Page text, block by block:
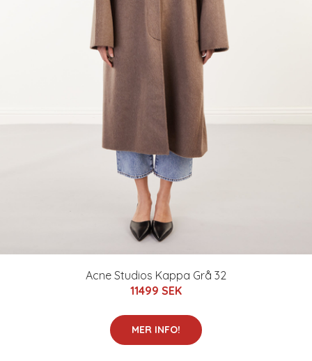
Acne Studios Kappa Grå 32
11499 SEK
MER INFO!